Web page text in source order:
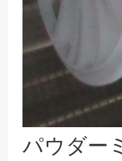
パウダー